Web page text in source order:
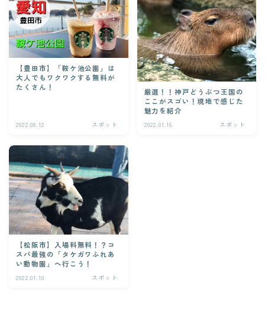
【豊田市】「鞍ケ池公園」は
大人でもワクワクする無料が
たくさん！
2022.08.12 スポット
厳選！！神戸どうぶつ王国の
ここがスゴい！現地で感じた
魅力を紹介
2022.01.16 スポット
【松阪市】入場料無料！？コ
スパ最強の「タケガワふれあ
い動物園」へ行こう！
2022.01.10 スポット